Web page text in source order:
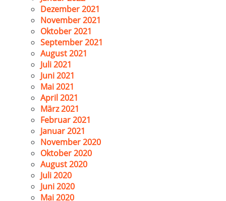
Dezember 2021
November 2021
Oktober 2021
September 2021
August 2021
Juli 2021
Juni 2021
Mai 2021
April 2021
März 2021
Februar 2021
Januar 2021
November 2020
Oktober 2020
August 2020
Juli 2020
Juni 2020
Mai 2020